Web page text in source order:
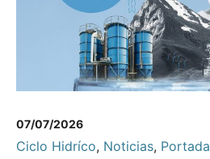
07/07/2026
Ciclo Hidríco, Noticias, Portada